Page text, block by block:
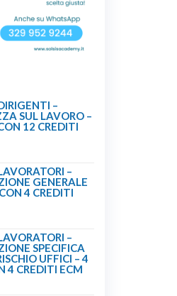
–
SUL LAVORO –
12 CREDITI
–
GENERALE
4 CREDITI
–
SPECIFICA
UFFICI – 4
4 CREDITI ECM